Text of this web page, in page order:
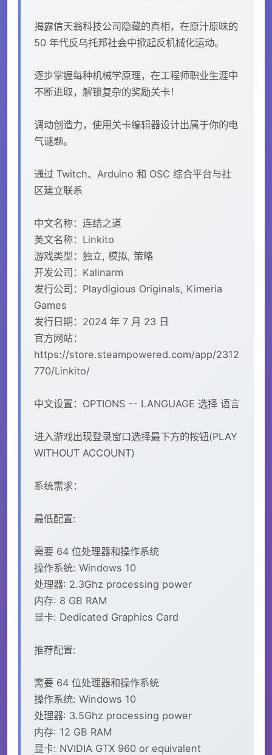
揭露信天翁科技公司隐藏的真相，在原汁原味的
50 年代反乌托邦社会中掀起反机械化运动。
逐步掌握每种机械学原理，在工程师职业生涯中
不断进取，解锁复杂的奖励关卡！
调动创造力，使用关卡编辑器设计出属于你的电
气谜题。
通过 Twitch、Arduino 和 OSC 综合平台与社
区建立联系
中文名称：连结之道
英文名称：Linkito
游戏类型：独立, 模拟, 策略
开发公司：Kalinarm
发行公司：Playdigious Originals, Kimeria
Games
发行日期：2024 年 7 月 23 日
官方网站：
https://store.steampowered.com/app/2312
770/Linkito/
中文设置：OPTIONS -- LANGUAGE 选择 语言
进入游戏出现登录窗口选择最下方的按钮(PLAY
WITHOUT ACCOUNT)
系统需求：
最低配置:
需要 64 位处理器和操作系统
操作系统: Windows 10
处理器: 2.3Ghz processing power
内存: 8 GB RAM
显卡: Dedicated Graphics Card
推荐配置:
需要 64 位处理器和操作系统
操作系统: Windows 10
处理器: 3.5Ghz processing power
内存: 12 GB RAM
显卡: NVIDIA GTX 960 or equivalent